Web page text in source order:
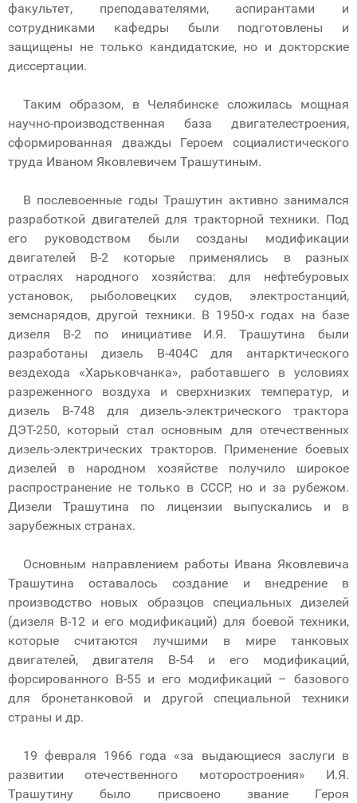
факультет, преподавателями, аспирантами и
сотрудниками кафедры были подготовлены и
защищены не только кандидатские, но и докторские
диссертации.
Таким образом, в Челябинске сложилась мощная
научно-производственная база двигателестроения,
сформированная дважды Героем социалистического
труда Иваном Яковлевичем Трашутиным.
В послевоенные годы Трашутин активно занимался
разработкой двигателей для тракторной техники. Под
его руководством были созданы модификации
двигателей В-2 которые применялись в разных
отраслях народного хозяйства: для нефтебуровых
установок, рыболовецких судов, электростанций,
земснарядов, другой техники. В 1950-х годах на базе
дизеля В-2 по инициативе И.Я. Трашутина были
разработаны дизель В-404С для антарктического
вездехода «Харьковчанка», работавшего в условиях
разреженного воздуха и сверхнизких температур, и
дизель В-748 для дизель-электрического трактора
ДЭТ-250, который стал основным для отечественных
дизель-электрических тракторов. Применение боевых
дизелей в народном хозяйстве получило широкое
распространение не только в СССР, но и за рубежом.
Дизели Трашутина по лицензии выпускались и в
зарубежных странах.
Основным направлением работы Ивана Яковлевича
Трашутина оставалось создание и внедрение в
производство новых образцов специальных дизелей
(дизеля В-12 и его модификаций) для боевой техники,
которые считаются лучшими в мире танковых
двигателей, двигателя В-54 и его модификаций,
форсированного В-55 и его модификаций – базового
для бронетанковой и другой специальной техники
страны и др.
19 февраля 1966 года «за выдающиеся заслуги в
развитии отечественного моторостроения» И.Я.
Трашутину было присвоено звание Героя